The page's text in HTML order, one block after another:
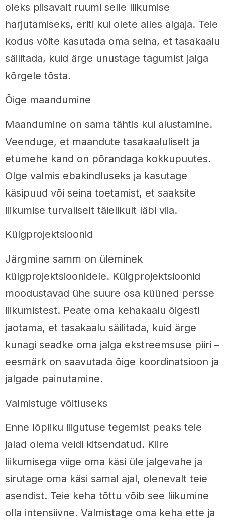
oleks piisavalt ruumi selle liikumise
harjutamiseks, eriti kui olete alles algaja. Teie
kodus võite kasutada oma seina, et tasakaalu
säilitada, kuid ärge unustage tagumist jalga
kõrgele tõsta.
Õige maandumine
Maandumine on sama tähtis kui alustamine.
Veenduge, et maandute tasakaaluliselt ja
etumehe kand on põrandaga kokkupuutes.
Olge valmis ebakindluseks ja kasutage
käsipuud või seina toetamist, et saaksite
liikumise turvaliselt täielikult läbi viia.
Külgprojektsioonid
Järgmine samm on üleminek
külgprojektsioonidele. Külgprojektsioonid
moodustavad ühe suure osa küüned persse
liikumistest. Peate oma kehakaalu õigesti
jaotama, et tasakaalu säilitada, kuid ärge
kunagi seadke oma jalga ekstreemsuse piiri –
eesmärk on saavutada õige koordinatsioon ja
jalgade painutamine.
Valmistuge võitluseks
Enne lõpliku liigutuse tegemist peaks teie
jalad olema veidi kitsendatud. Kiire
liikumisega viige oma käsi üle jalgevahe ja
sirutage oma käsi samal ajal, olenevalt teie
asendist. Teie keha tõttu võib see liikumine
olla intensiivne. Valmistage oma keha ette ja